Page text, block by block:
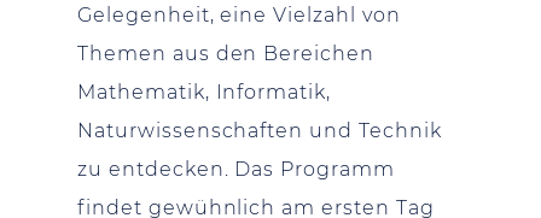
Gelegenheit, eine Vielzahl von
Themen aus den Bereichen
Mathematik, Informatik,
Naturwissenschaften und Technik
zu entdecken. Das Programm
findet gewühnlich am ersten Tag